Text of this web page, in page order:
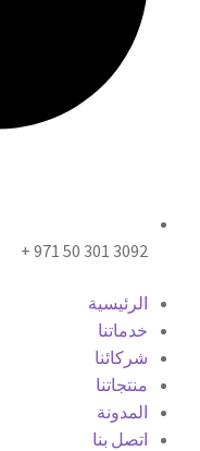
3092 301 50 971 +
الرئيسية
خدماتنا
شركائنا
منتجاتنا
المدونة
اتصل بنا